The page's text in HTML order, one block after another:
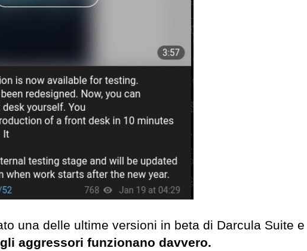
una delle ultime versioni in beta di Darcula Suite
aggressori funzionano davvero.